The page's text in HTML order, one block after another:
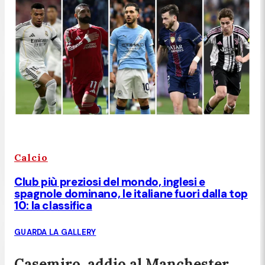
Calcio
Club più preziosi del mondo, inglesi e
spagnole dominano, le italiane fuori dalla top
10: la classifica
GUARDA LA GALLERY